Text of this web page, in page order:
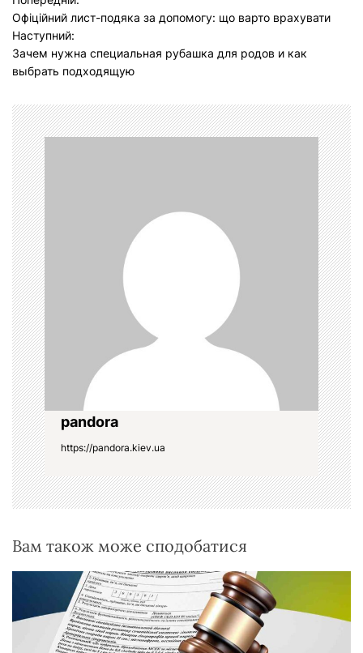
а
в
г
а
ц
і
я
з
а
п
и
с
і
в
Офіційний лист-подяка за допомогу: що варто врахувати
Наступний:
Зачем нужна специальная рубашка для родов и как
выбрать подходящую
pandora
https://pandora.kiev.ua
Вам також може сподобатися